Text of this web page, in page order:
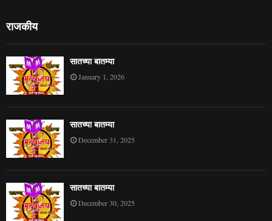
राजकीय
सातच्या बातम्या
January 1, 2026
सातच्या बातम्या
December 31, 2025
सातच्या बातम्या
December 30, 2025